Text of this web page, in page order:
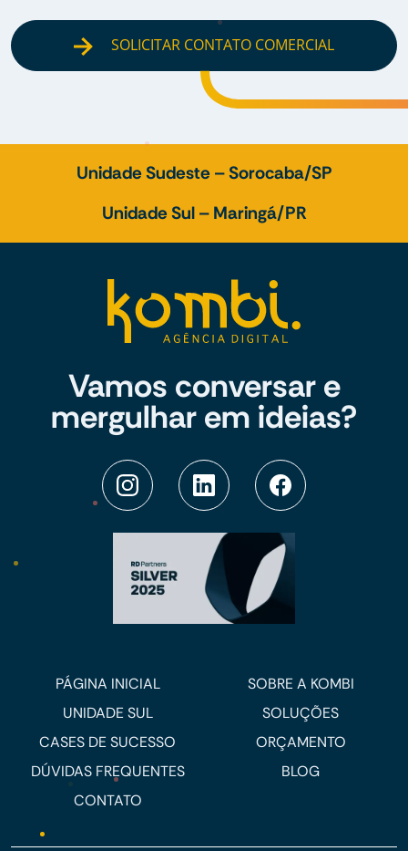
SOLICITAR CONTATO COMERCIAL
Unidade Sudeste – Sorocaba/SP
Unidade Sul – Maringá/PR
Vamos conversar e
mergulhar em ideias?
PÁGINA INICIAL
SOBRE A KOMBI
UNIDADE SUL
SOLUÇÕES
CASES DE SUCESSO
ORÇAMENTO
DÚVIDAS FREQUENTES
BLOG
CONTATO